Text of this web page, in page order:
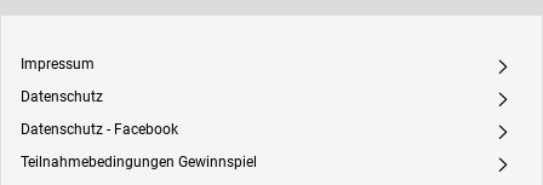
Impressum A
Datenschutz A
Datenschutz - Facebook A
Teilnahmebedingungen Gewinnspiel A